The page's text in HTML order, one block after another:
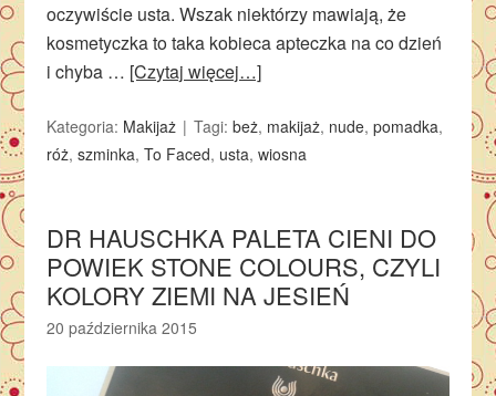
oczywiście usta. Wszak niektórzy mawiają, że
kosmetyczka to taka kobieca apteczka na co dzień
i chyba … [Czytaj więcej…]
Kategoria: Makijaż Tagi:beż, makijaż, nude,pomadka,
róż,szminka,To Faced, usta,wiosna
DR HAUSCHKA PALETA CIENI DO
POWIEK STONE COLOURS, CZYLI
KOLORY ZIEMI NA JESIEŃ
20 października 2015